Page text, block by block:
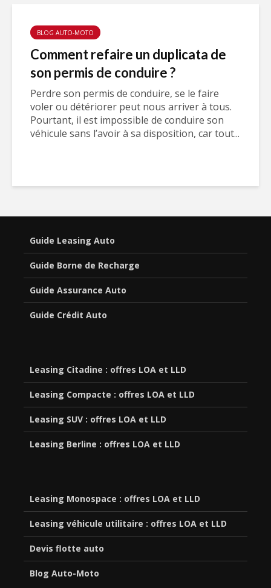
BLOG AUTO-MOTO
Comment refaire un duplicata de
son permis de conduire ?
Perdre son permis de conduire, se le faire
voler ou détériorer peut nous arriver à tous.
Pourtant, il est impossible de conduire son
véhicule sans l’avoir à sa disposition, car tout...
Guide Leasing Auto
Guide Borne de Recharge
Guide Assurance Auto
Guide Crédit Auto
Leasing Citadine : offres LOA et LLD
Leasing Compacte : offres LOA et LLD
Leasing SUV : offres LOA et LLD
Leasing Berline : offres LOA et LLD
Leasing Monospace : offres LOA et LLD
Leasing véhicule utilitaire : offres LOA et LLD
Devis flotte auto
Blog Auto-Moto